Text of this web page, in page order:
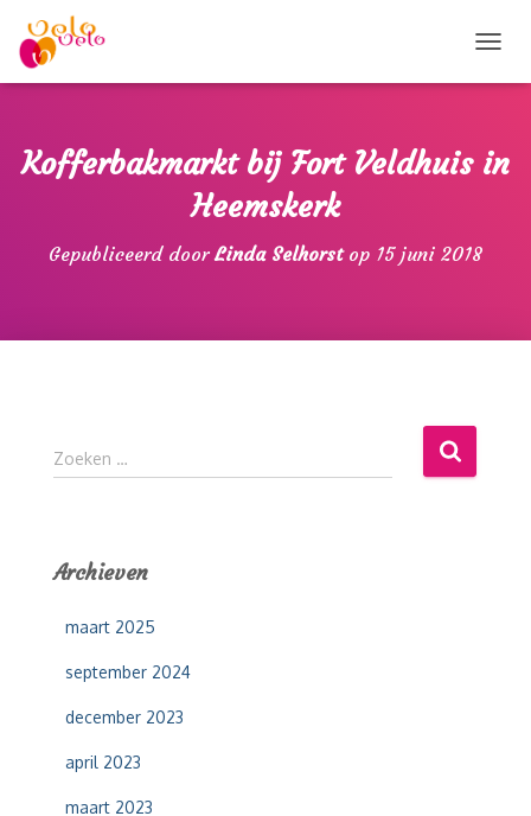
O
L
E
Kofferbakmarkt bij Fort Veldhuis in
Heemskerk
Gepubliceerd doorLinda Selhorstop 15 juni 2018
Z
o
n
Zoeken …
Archieven
maart 2025
september 2024
december 2023
april 2023
maart 2023